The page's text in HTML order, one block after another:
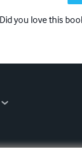
Did you love this